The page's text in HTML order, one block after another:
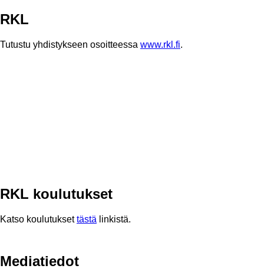
RKL
Tutustu yhdistykseen osoitteessa www.rkl.fi.
RKL koulutukset
Katso koulutuksettästä linkistä.
Mediatiedot